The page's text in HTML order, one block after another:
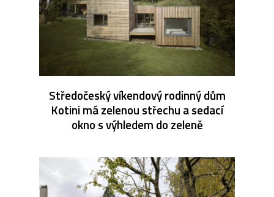
Středočeský víkendový rodinný dům
Kotini má zelenou střechu a sedací
okno s výhledem do zeleně